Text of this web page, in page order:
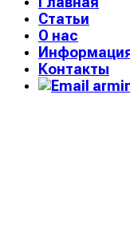
Статьи
О нас
Контакты